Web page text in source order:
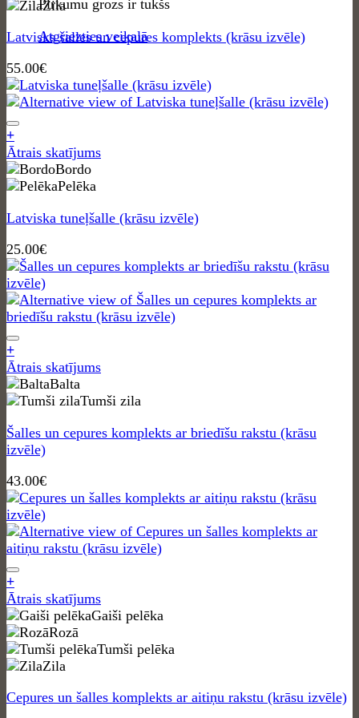
Pirkumu grozs ir tukšs
Atgriezties veikalā
variants.
options
be
chosen
on
the
product
page
Zila
Latvisks šalles un cepures komplekts (krāsu izvēle)
55.00€
+
This
product
has
variants.
options
may
be
chosen
on
the
product
page
Ātrais skatījums
Bordo
Pelēka
Latviska tuneļšalle (krāsu izvēle)
25.00€
+
This
product
has
variants.
The
may
be
chosen
on
the
product
page
Ātrais skatījums
Balta
Tumši zila
Šalles un cepures komplekts ar briedīšu rakstu (krāsu
izvēle)
43.00€
+
This
product
has
multiple
variants.
options
Ātrais skatījums
Gaiši pelēka
Rozā
Tumši pelēka
Zila
Cepures un šalles komplekts ar aitiņu rakstu (krāsu izvēle)